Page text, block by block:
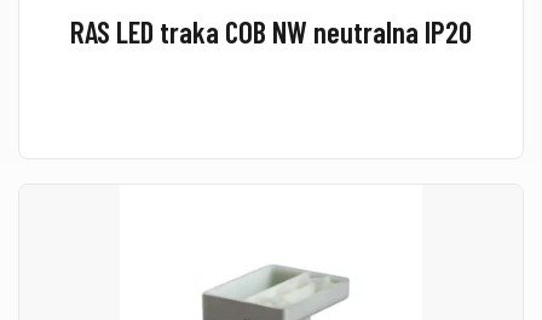
RAS LED traka COB NW neutralna IP20